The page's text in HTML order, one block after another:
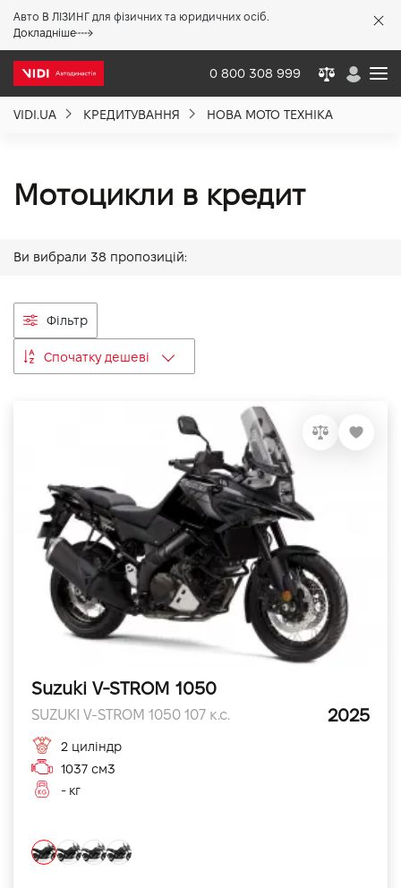
Авто В ЛІЗИНГ для фізичних та юридичних осіб.
Докладніше
0 800 308 999
VIDI.UA КРЕДИТУВАННЯ НОВА МОТО ТЕХНІКА
Мотоцикли в кредит
Ви вибрали 38 пропозицій:
Фільтр
Спочатку дешеві
Suzuki V-STROM 1050
SUZUKI V-STROM 1050 107 к.с. 2025
2 циліндр
1037 см3
- кг
Акції %
Політика якості
Вакансії
Підпишись на наш канал та слідкуй за
акціями, послугами та новинками